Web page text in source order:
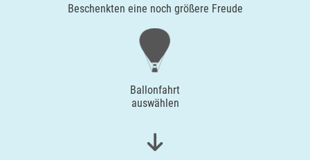
Beschenkten eine noch größere Freude
Ballonfahrt
auswählen